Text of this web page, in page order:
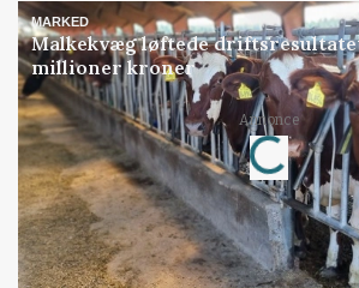
MARKED
Malkekvæg løftede
millioner kroner
Annonce
Loading...
Jobs